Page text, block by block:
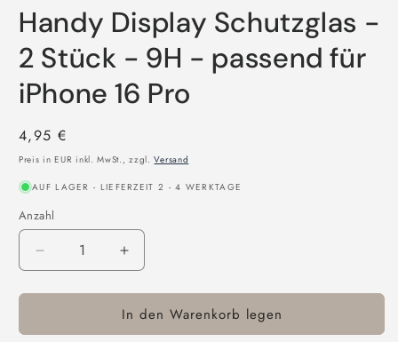
Handy Display Schutzglas -
2 Stück - 9H - passend für
iPhone 16 Pro
Normaler
Preis
4,95 €
Preis in EUR inkl. MwSt., zzgl.Versand
AUF LAGER - LIEFERZEIT 2 - 4 WERKTAGE
Anzahl
Anzahl
Verringere
die
Menge
Handy
Erhöhe
die
Menge
für
Handy
In den Warenkorb legen